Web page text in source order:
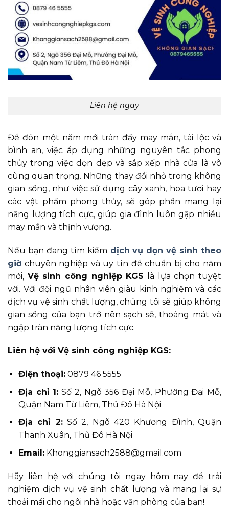
Liên hệ ngay
Để đón một năm mới tràn đầy may mắn, tài lộc và
bình an, việc áp dụng những nguyên tắc phong
thủy trong việc dọn dẹp và sắp xếp nhà cửa là vô
cùng quan trọng. Những thay đổi nhỏ trong không
gian sống, như việc sử dụng cây xanh, hoa tươi hay
các vật phẩm phong thủy, sẽ góp phần mang lại
năng lượng tích cực, giúp gia đình luôn gặp nhiều
may mắn và thịnh vượng.
Nếu bạn đang tìm kiếm dịch vụ dọn vệ sinh theo
giờ chuyên nghiệp và uy tín để chuẩn bị cho năm
mới, Vệ sinh công nghiệp KGS là lựa chọn tuyệt
vời. Với đội ngũ nhân viên giàu kinh nghiệm và các
dịch vụ vệ sinh chất lượng, chúng tôi sẽ giúp không
gian sống của bạn trở nên sạch sẽ, thoáng mát và
ngập tràn năng lượng tích cực.
Liên hệ với Vệ sinh công nghiệp KGS:
Điện thoại:0879 46 5555
Địa chỉ 1: Số 2, Ngõ 356 Đại Mỗ, Phường Đại Mỗ,
Quận Nam Từ Liêm, Thủ Đô Hà Nội
Địa chỉ 2:Số 2, Ngõ 420 Khương Đình, Quận
Thanh Xuân, Thủ Đô Hà Nội
Email:Khonggiansach2588@gmail.com
Hãy liên hệ với chúng tôi ngay hôm nay để trải
nghiệm dịch vụ vệ sinh chất lượng và mang lại sự
thoải mái cho ngôi nhà hoặc văn phòng của bạn!